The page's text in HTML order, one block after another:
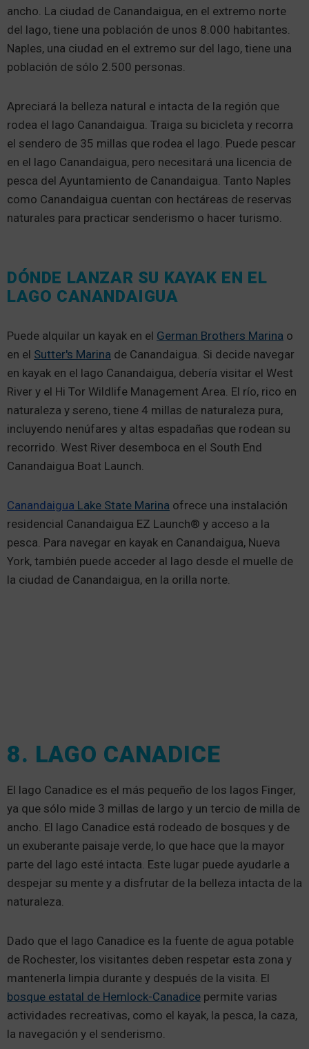
ancho. La ciudad de Canandaigua, en el extremo norte
del lago, tiene una población de unos 8.000 habitantes.
Naples, una ciudad en el extremo sur del lago, tiene una
población de sólo 2.500 personas.
Apreciará la belleza natural e intacta de la región que
rodea el lago Canandaigua. Traiga su bicicleta y recorra
el sendero de 35 millas que rodea el lago. Puede pescar
en el lago Canandaigua, pero necesitará una licencia de
pesca del Ayuntamiento de Canandaigua. Tanto Naples
como Canandaigua cuentan con hectáreas de reservas
naturales para practicar senderismo o hacer turismo.
DÓNDE LANZAR SU KAYAK EN EL
LAGO CANANDAIGUA
Puede alquilar un kayak en el German Brothers Marina o
en el Sutter's Marina de Canandaigua. Si decide navegar
en kayak en el lago Canandaigua, debería visitar el West
River y el Hi Tor Wildlife Management Area. El río, rico en
naturaleza y sereno, tiene 4 millas de naturaleza pura,
incluyendo nenúfares y altas espadañas que rodean su
recorrido. West River desemboca en el South End
Canandaigua Boat Launch.
Canandaigua Lake State Marina ofrece una instalación
residencial Canandaigua EZ Launch® y acceso a la
pesca. Para navegar en kayak en Canandaigua, Nueva
York, también puede acceder al lago desde el muelle de
la ciudad de Canandaigua, en la orilla norte.
8. LAGO CANADICE
El lago Canadice es el más pequeño de los lagos Finger,
ya que sólo mide 3 millas de largo y un tercio de milla de
ancho. El lago Canadice está rodeado de bosques y de
un exuberante paisaje verde, lo que hace que la mayor
parte del lago esté intacta. Este lugar puede ayudarle a
despejar su mente y a disfrutar de la belleza intacta de la
naturaleza.
Dado que el lago Canadice es la fuente de agua potable
de Rochester, los visitantes deben respetar esta zona y
mantenerla limpia durante y después de la visita. El
bosque estatal de Hemlock-Canadice permite varias
actividades recreativas, como el kayak, la pesca, la caza,
la navegación y el senderismo.